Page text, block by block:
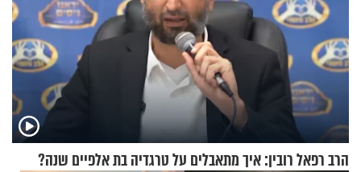
הרב רפאל רובין: איך מתאבלים על טרגדיה בת אלפיים שנה?